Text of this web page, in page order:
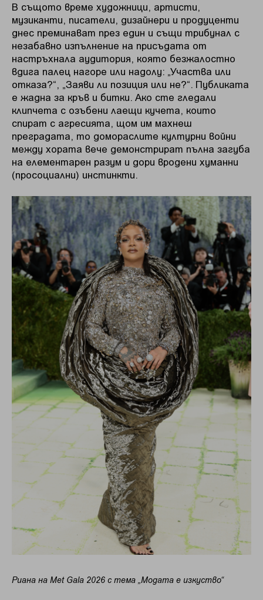
В същото време художници, артисти,
музиканти, писатели, дизайнери и продуценти
днес преминават през един и същи трибунал с
незабавно изпълнение на присъдата от
настръхнала аудитория, която безжалостно
вдига палец нагоре или надолу: „Участва или
отказа?“, „Заяви ли позиция или не?“. Публиката
е жадна за кръв и битки. Ако сте гледали
клипчета с озъбени лаещи кучета, които
спират с агресията, щом им махнеш
преградата, то домораслите културни войни
между хората вече демонстрират пълна загуба
на елементарен разум и дори вродени хуманни
(просоциални) инстинкти.
Риана на Met Gala 2026 с тема „Модата е изкуство“